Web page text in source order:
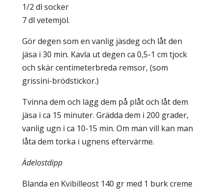
1/2 dl socker
7 dl vetemjöl.
Gör degen som en vanlig jäsdeg och låt den
jäsa i 30 min. Kavla ut degen ca 0,5-1 cm tjock
och skär centimeterbreda remsor, (som
grissini-brödstickor.)
Tvinna dem och lägg dem på plåt och låt dem
jäsa i ca 15 minuter. Grädda dem i 200 grader,
vanlig ugn i ca 10-15 min. Om man vill kan man
låta dem torka i ugnens eftervärme.
Ädelostdipp
Blanda en Kvibilleost 140 gr med 1 burk creme